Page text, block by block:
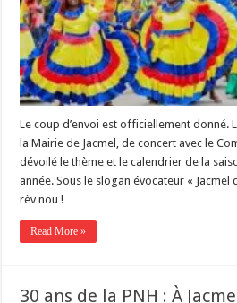
Le coup d’envoi est officiellement donné.
la Mairie de Jacmel, de concert avec le
dévoilé le thème et le calendrier de la
année. Sous le slogan évocateur « Jacmel
rèv nou ! …
Read More »
30 ans de la PNH : À